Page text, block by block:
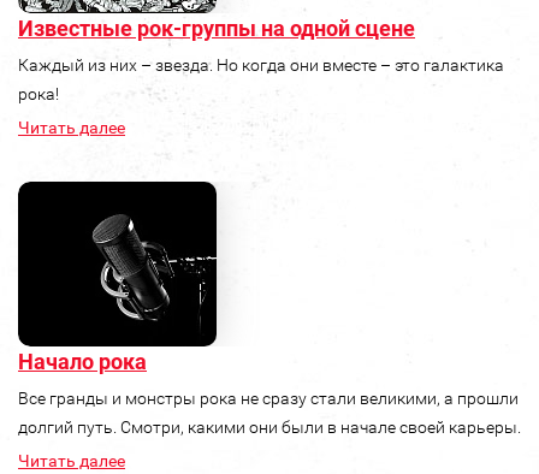
Известные рок-группы на одной сцене
Каждый из них – звезда. Но когда они вместе – это галактика
рока!
Читать далее
Начало рока
Все гранды и монстры рока не сразу стали великими, а прошли
долгий путь. Смотри, какими они были в начале своей карьеры.
Читать далее